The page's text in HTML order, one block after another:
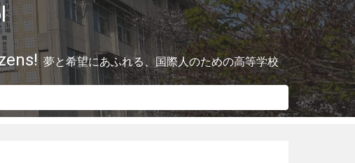
夢と希望にあふれる、国際人のための高等学校